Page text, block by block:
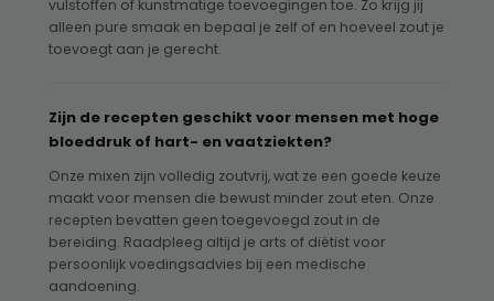
vulstoffen of kunstmatige toevoegingen toe. Zo krijg jij
alleen pure smaak en bepaal je zelf of en hoeveel zout je
toevoegt aan je gerecht.
Zijn de recepten geschikt voor mensen met hoge
bloeddruk of hart- en vaatziekten?
Onze mixen zijn volledig zoutvrij, wat ze een goede keuze
maakt voor mensen die bewust minder zout eten. Onze
recepten bevatten geen toegevoegd zout in de
bereiding. Raadpleeg altijd je arts of diëtist voor
persoonlijk voedingsadvies bij een medische
aandoening.